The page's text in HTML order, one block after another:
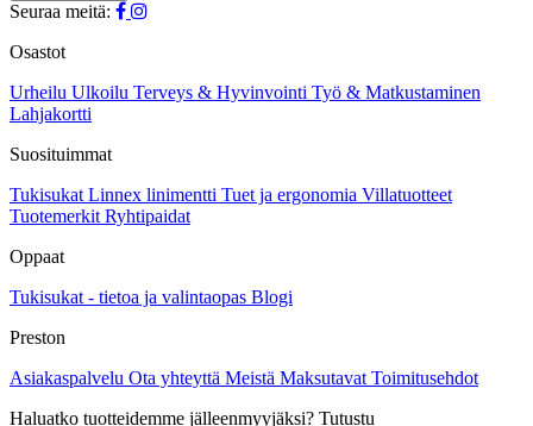
Seuraa meitä:
Osastot
Urheilu Ulkoilu Terveys & Hyvinvointi Työ & Matkustaminen
Lahjakortti
Suosituimmat
Tukisukat Linnex linimentti Tuet ja ergonomia Villatuotteet
Tuotemerkit Ryhtipaidat
Oppaat
Tukisukat - tietoa ja valintaopas Blogi
Preston
Asiakaspalvelu Ota yhteyttä Meistä Maksutavat Toimitusehdot
Haluatko tuotteidemme jälleenmyyjäksi? Tutustu